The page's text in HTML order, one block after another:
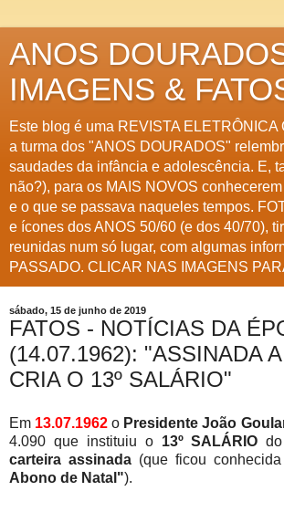
ANOS
IMAGENS &
Este blog é uma REVISTA ELETRÔNICA
a turma dos "ANOS DOURADOS"
saudades da infância e adolescência. E,
não?), para os MAIS NOVOS
e o que se passava naqueles tempos.
e ícones dos ANOS 50/60 (e dos 40/70),
reunidas num só lugar, com algumas
PASSADO. CLICAR NAS IMAGENS
sábado, 15 de junho de 2019
FATOS - NOTÍCIAS DA
(14.07.1962): "ASSINADA
CRIA O 13º SALÁRIO"
Em 13.07.1962 o Presidente João
4.090 que instituiu o 13º SALÁRIO
carteira assinada (que ficou
Abono de Natal").